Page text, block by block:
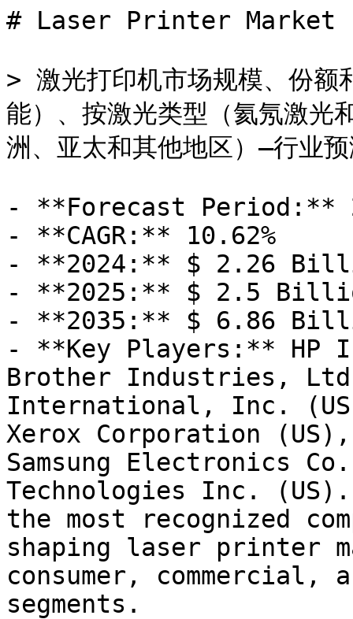
# Laser Printer Market
> 激光打印机市场规模、份额
能）、按激光类型（氦氖激光
洲、亚太和其他地区）–行业
- **Forecast Period:**
- **CAGR:** 10.62%
- **2024:** $ 2.26
- **2025:** $ 2.5
- **2035:** $ 6.86
- **Key Players:** HP
Brother Industries,
International, Inc.
Xerox Corporation
Samsung Electronics
Technologies Inc. (US).
the most recognized
shaping laser printer
consumer,
segments.